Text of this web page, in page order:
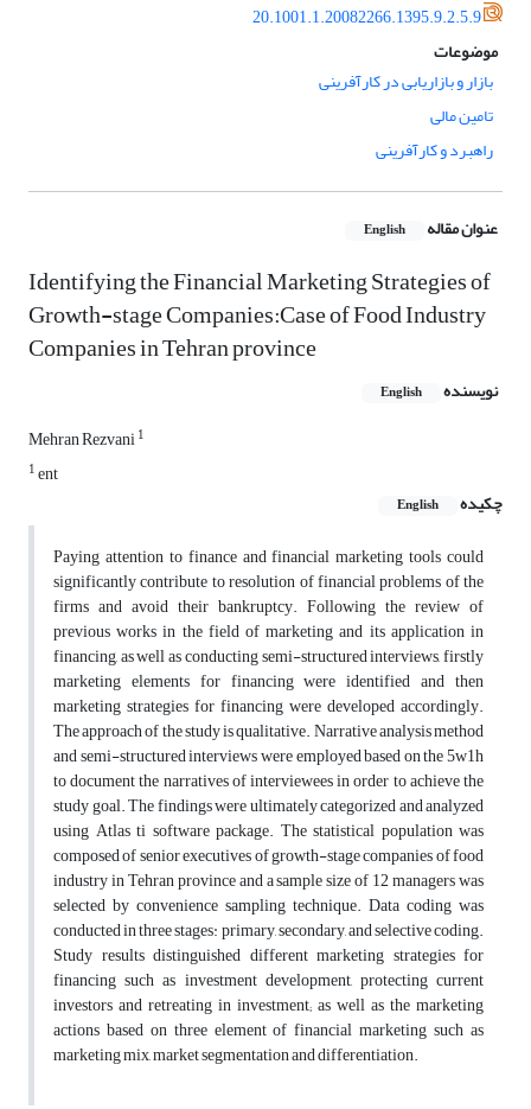
20.1001.1.20082266.1395.9.2.5.9
موضوعات
بازار و بازاریابی در کارآفرینی
تامین مالی
راهبرد و کارآفرینی
عنوان مقاله English
Identifying the Financial Marketing Strategies of
Growth-stage Companies:Case of Food Industry
Companies in Tehran province
نویسنده English
Mehran Rezvani1
1ent
چکیده
English
Paying attention to finance and financial marketing tools could
significantly contribute to resolution of financial problems of the
firms and avoid their bankruptcy. Following the review of
previous works in the field of marketing and its application in
financing, as well as conducting semi-structured interviews, firstly
marketing elements for financing were identified and then
marketing strategies for financing were developed accordingly.
The approach of the study is qualitative. Narrative analysis method
and semi-structured interviews were employed based on the 5w1h
to document the narratives of interviewees in order to achieve the
study goal. The findings were ultimately categorized and analyzed
using Atlas ti software package. The statistical population was
composed of senior executives of growth-stage companies of food
industry in Tehran province and a sample size of 12 managers was
selected by convenience sampling technique. Data coding was
conducted in three stages: primary, secondary, and selective coding.
Study results distinguished different marketing strategies for
financing such as investment development, protecting current
investors and retreating in investment; as well as the marketing
actions based on three element of financial marketing such as
marketing mix, market segmentation and differentiation.